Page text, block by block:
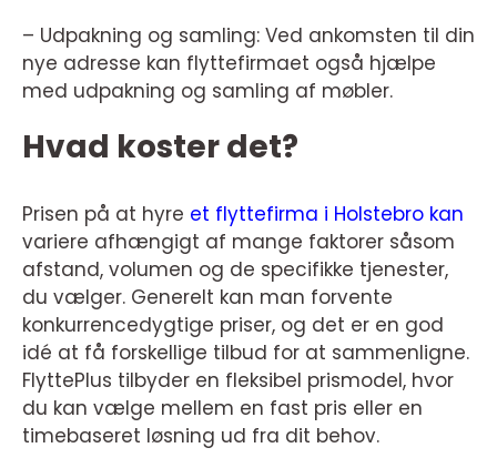
– Udpakning og samling: Ved ankomsten til din
nye adresse kan flyttefirmaet også hjælpe
med udpakning og samling af møbler.
Hvad koster det?
Prisen på at hyre et flyttefirma i Holstebro kan
variere afhængigt af mange faktorer såsom
afstand, volumen og de specifikke tjenester,
du vælger. Generelt kan man forvente
konkurrencedygtige priser, og det er en god
idé at få forskellige tilbud for at sammenligne.
FlyttePlus tilbyder en fleksibel prismodel, hvor
du kan vælge mellem en fast pris eller en
timebaseret løsning ud fra dit behov.